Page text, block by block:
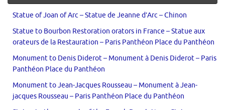
Statue of Joan of Arc – Statue de Jeanne d’Arc – Chinon
Statue to Bourbon Restoration orators in France – Statue aux
orateurs de la Restauration – Paris Panthéon Place du Panthéon
Monument to Denis Diderot – Monument à Denis Diderot – Paris
Panthéon Place du Panthéon
Monument to Jean-Jacques Rousseau – Monument à Jean-
jacques Rousseau – Paris Panthéon Place du Panthéon